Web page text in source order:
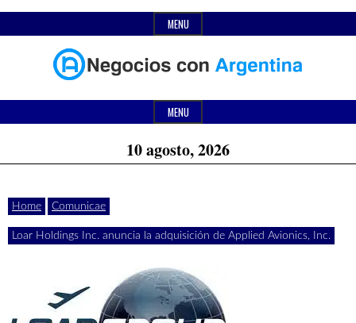
to
MENU
Negocios
con
Argentina
Últimas
noticias,
comunicados
actualidad
de
Header
MENU
10 agosto, 2026
Home Comunicae
Loar Holdings Inc. anuncia la adquisición de Applied Avionics, Inc.